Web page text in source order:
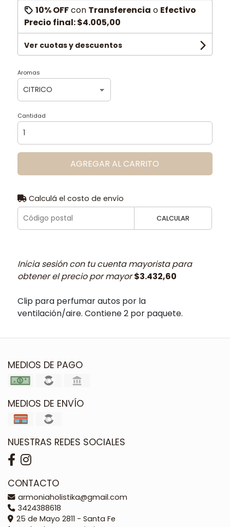
10% OFFcon Transferencia o Efectivo
Precio final:$4.005,00
Ver cuotas y descuentos
Aromas
Cantidad
AGREGAR AL CARRITO
Calculá el costo de envío
CALCULAR
Inicia sesión con tu cuenta mayorista para
obtener el precio por mayor$3.432,60
Clip para perfumar autos por la
ventilación/aire. Contiene 2 por paquete.
MEDIOS DE PAGO
MEDIOS DE ENVÍO
NUESTRAS REDES SOCIALES
CONTACTO
armoniaholistika@gmail.com
3424388618
25 de Mayo 2811 - Santa Fe